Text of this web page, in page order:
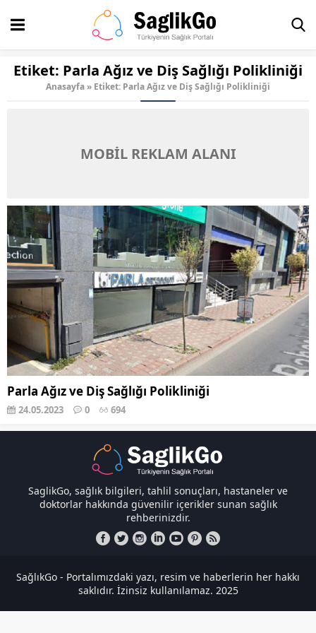
Etiket: Parla Ağız ve Diş Sağlığı Polikliniği
Anasayfa» Etiket: Parla Ağız ve Diş Sağlığı Polikliniği
MOBİL REKLAM ALANI
Parla Ağız ve Diş Sağlığı Polikliniği
24.05.2023 0 694
SaglikGo, sağlık bilgileri, tahlil sonuçları, hastaneler ve
doktorlar hakkında güvenilir içerikler sunan sağlık
rehberinizdir.
SağlıkGo - Portalımızdaki yazı, resim ve haberlerin her hakkı
saklıdır. İzinsiz kullanılamaz. 2025